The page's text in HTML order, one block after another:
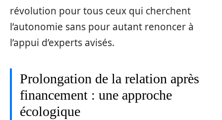
révolution pour tous ceux qui cherchent
l’autonomie sans pour autant renoncer à
l’appui d’experts avisés.
Prolongation de la relation après
financement : une approche
écologique